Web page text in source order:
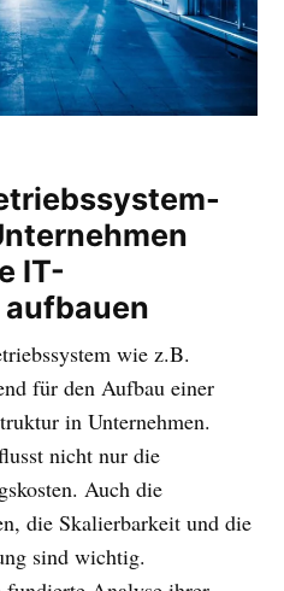
IT-
wie z.B.
für den Aufbau einer
in Unternehmen.
nicht nur die
Auch die
die Skalierbarkeit und die
sind wichtig.